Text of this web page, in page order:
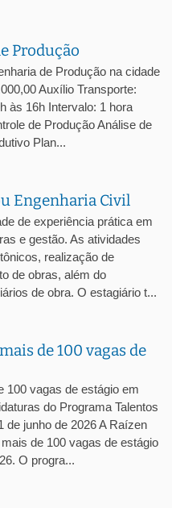
Produção
de Produção na cidade
Auxílio Transporte:
às 16h Intervalo: 1 hora
de Produção Análise de
Plan...
Engenharia Civil
de experiência prática em
e gestão. As atividades
realização de
de obras, além do
de obra. O estagiário t...
de 100 vagas de
100 vagas de estágio em
do Programa Talentos
de junho de 2026 A Raízen
de 100 vagas de estágio
O progra...